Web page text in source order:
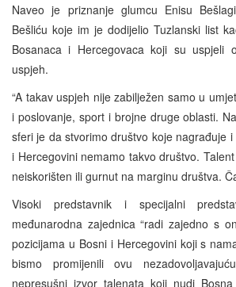
Naveo je priznanje glumcu Enisu
Bešliću koje im je dodijelio Tuzlanski list
Bosanaca i Hercegovaca koji su uspjeli
uspjeh.
“A takav uspjeh nije zabilježen samo u
i poslovanje, sport i brojne druge oblasti.
sferi je da stvorimo društvo koje nagrađuje
i Hercegovini nemamo takvo društvo.
neiskorišten ili gurnut na marginu društva.
Visoki predstavnik i specijalni
međunarodna zajednica “radi zajedno s
pozicijama u Bosni i Hercegovini koji s
bismo promijenili ovu
nepresušni izvor talenata koji nudi